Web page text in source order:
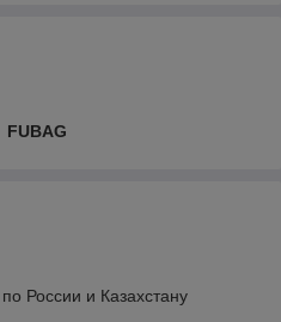
FUBAG
России и Казахстану